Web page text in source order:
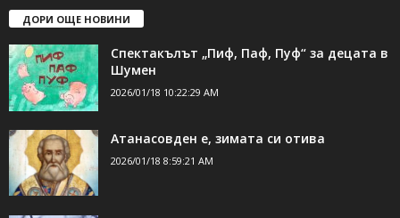
ДОРИ ОЩЕ НОВИНИ
Спектакълът „Пиф, Паф, Пуф“ за децата в
Шумен
2026/01/18 10:22:29 AM
Атанасовден е, зимата си отива
2026/01/18 8:59:21 AM